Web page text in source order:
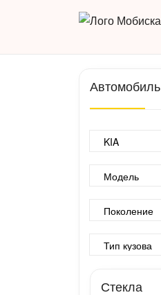
Автомобиль
Стекла